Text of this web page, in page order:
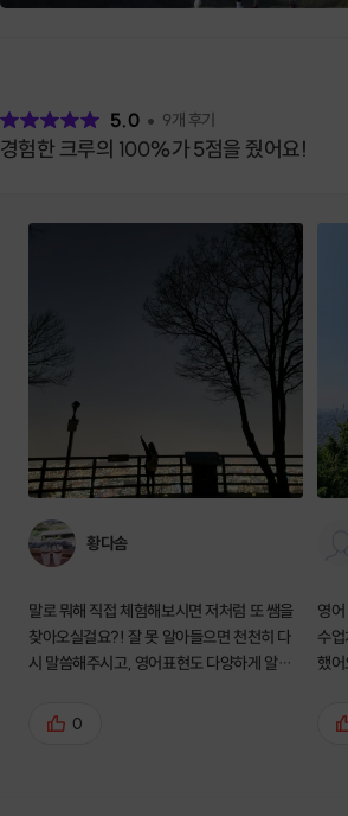
5.0 9개 후기
경험한 크루의 100%가 5점을 줬어요!
황다솜
말로 뭐해 직접 체험해보시면 저처럼 또 쌤을
찾아오실걸요?! 잘 못 알아들으면 천천히 다
시 말씀해주시고, 영어표현도 다양하게 알려
분위기를 편안하게 만들어주세요. 게다가 인
0
영
수
했